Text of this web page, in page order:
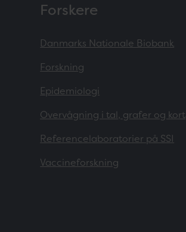
Forskere
Danmarks Nationale Biobank
Forskning
Epidemiologi
Overvågning i tal, grafer og kort
Referencelaboratorier på SSI
Vaccineforskning